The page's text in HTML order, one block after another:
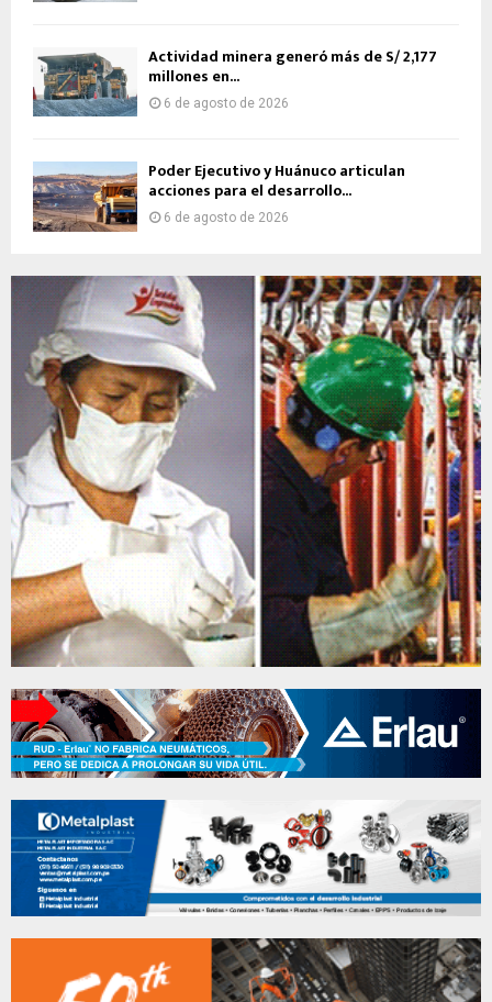
Actividad minera generó más de S/ 2,177
millones en...
6 de agosto de 2026
Poder Ejecutivo y Huánuco articulan
acciones para el desarrollo...
6 de agosto de 2026